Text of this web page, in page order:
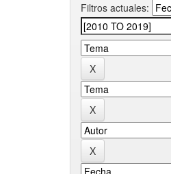
Filtros actuales: